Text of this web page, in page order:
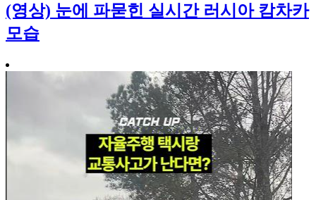
(영상) 눈에 파묻힌 실시간 러시아 캄차카
모습